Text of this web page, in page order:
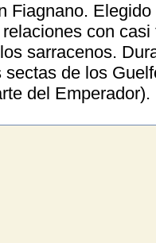
Fiagnano.
con
sarracenos.
de los
del Emperador).